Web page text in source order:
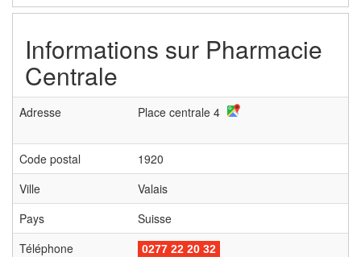
Informations sur Pharmacie
Centrale
Adresse Place centrale 4
Code postal
1920
Ville
Valais
Pays
Suisse
Téléphone
0277 22 20 32